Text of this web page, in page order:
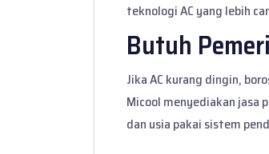
teknologi AC yang lebih
Butuh
Jika AC kurang dingin,
Micool menyediakanjasa
dan usia pakai sistem